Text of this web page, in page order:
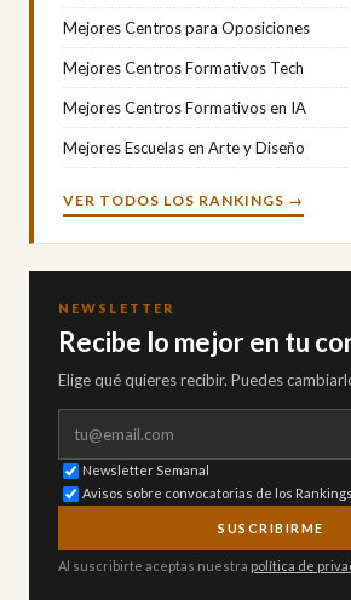
Mejores Centros para Oposiciones
Mejores Centros Formativos Tech
Mejores Centros Formativos en IA
Mejores Escuelas en Arte y Diseño
VER TODOS LOS RANKINGS →
NEWSLETTER
Recibe lo mejor en tu
Elige qué quieres recibir. Puedes
Newsletter Semanal
Avisos sobre convocatorias de los Rankings
SUSCRIBIRME
Al suscribirte aceptas nuestra política de